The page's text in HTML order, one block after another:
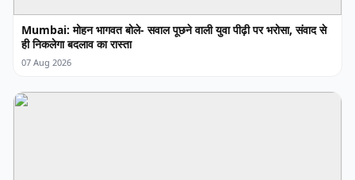
Mumbai: मोहन भागवत बोले- सवाल पूछने वाली युवा पीढ़ी पर भरोसा, संवाद से
ही निकलेगा बदलाव का रास्ता
07 Aug 2026